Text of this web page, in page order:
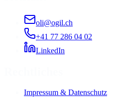
oli@ogil.ch
+41 77 286 04 02
LinkedIn
Impressum & Datenschutz